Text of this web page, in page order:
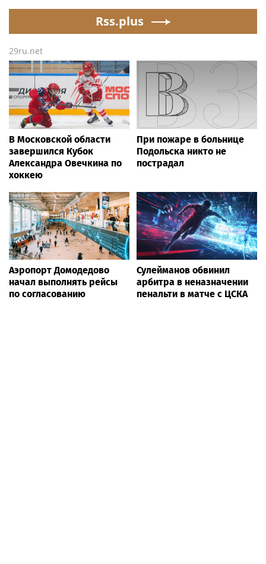
Rss.plus
29ru.net
В Московской области
завершился Кубок
Александра Овечкина по
хоккею
При пожаре в больнице
Подольска никто не
пострадал
Аэропорт Домодедово
начал выполнять рейсы
по согласованию
Сулейманов обвинил
арбитра в неназначении
пенальти в матче с ЦСКА